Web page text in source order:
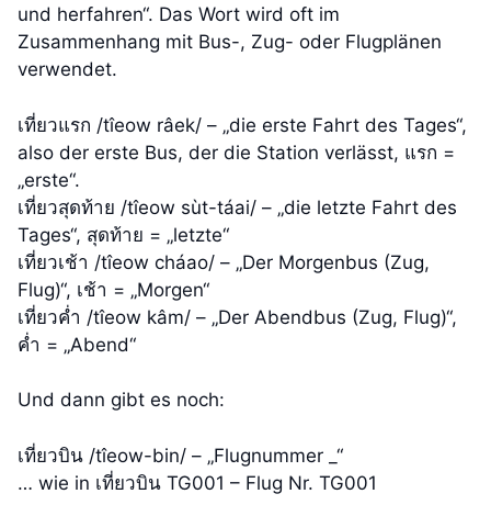
und herfahren“. Das Wort wird oft im
Zusammenhang mit Bus-, Zug- oder Flugplänen
verwendet.
เที่ยวแรก /tîeow râek/ – „die erste Fahrt des Tages“,
also der erste Bus, der die Station verlässt, แรก =
„erste“.
เที่ยวสุดท้าย /tîeow sùt-​táai/ – „die letzte Fahrt des
Tages“, สุดท้าย = „letzte“
เที่ยวเช้า /tîeow cháao/ – „Der Morgenbus (Zug,
Flug)“, เช้า = „Morgen“
เที่ยวค่ำ /tîeow kâm/ – „Der Abendbus (Zug, Flug)“,
ค่ำ = „Abend“
Und dann gibt es noch:
เที่ยวบิน /tîeow-​bin/ – „Flugnummer _“
… wie in เที่ยวบิน TG001 – Flug Nr. TG001